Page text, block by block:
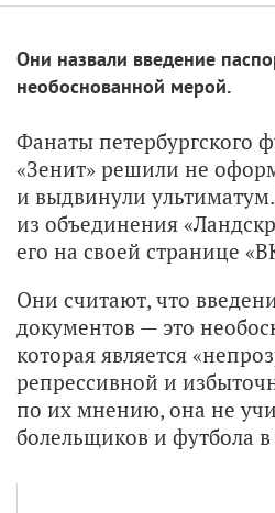
Они назвали введение
необоснованной мерой.
Фанаты петербургского
«Зенит» решили не
и выдвинули
из объединения
его на своей странице
Они считают, что
документов — это
которая является
репрессивной и
по их мнению, она не
болельщиков и футбола